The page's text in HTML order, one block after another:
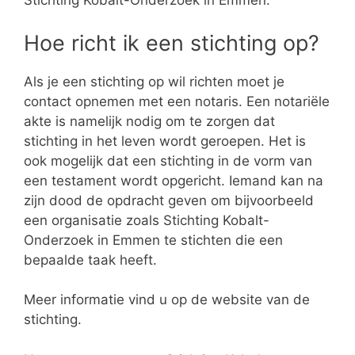
Hoe richt ik een stichting op?
Als je een stichting op wil richten moet je
contact opnemen met een notaris. Een notariële
akte is namelijk nodig om te zorgen dat
stichting in het leven wordt geroepen. Het is
ook mogelijk dat een stichting in de vorm van
een testament wordt opgericht. Iemand kan na
zijn dood de opdracht geven om bijvoorbeeld
een organisatie zoals Stichting Kobalt-
Onderzoek in Emmen te stichten die een
bepaalde taak heeft.
Meer informatie vind u op de website van de
stichting.